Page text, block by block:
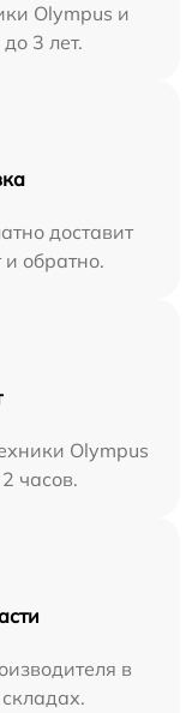
Olympus и
3 лет.
доставит
обратно.
Olympus
часов.
в